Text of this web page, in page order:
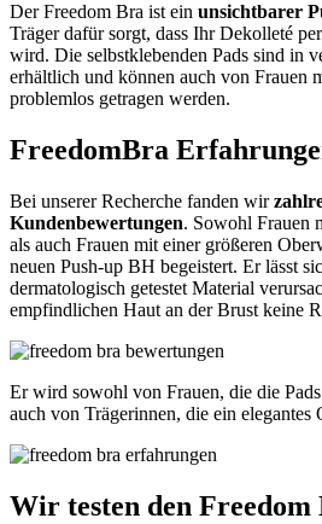
Der Freedom Bra ist ein unsichtbarer
Träger dafür sorgt, dass Ihr Dekolleté
wird. Die selbstklebenden Pads sind in
erhältlich und können auch von Frauen
problemlos getragen werden.
FreedomBra
Bei unserer Recherche fanden wir
Kundenbewertungen. Sowohl Frauen
als auch Frauen mit einer größeren
neuen Push-up BH begeistert. Er lässt
dermatologisch getestet Material
empfindlichen Haut an der Brust keine
Er wird sowohl von Frauen, die die
auch von Trägerinnen, die ein elegantes
Wir testen den Freedom